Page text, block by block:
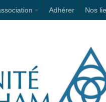
Adhérer Nos